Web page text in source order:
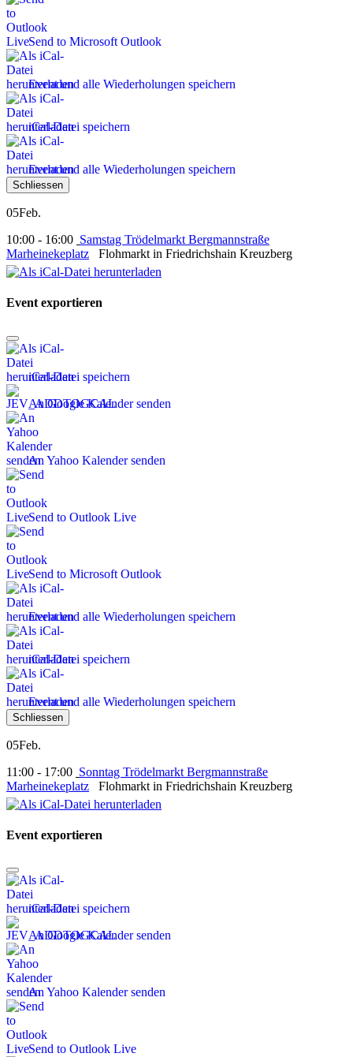
Send to Microsoft Outlook
Event und alle Wiederholungen speichern
iCal-Datei speichern
Event und alle Wiederholungen speichern
Schliessen
05Feb.
10:00 - 16:00 Samstag Trödelmarkt Bergmannstraße
Marheinekeplatz Flohmarkt in Friedrichshain Kreuzberg
Event exportieren
iCal-Datei speichern
An Google Kalender senden
An Yahoo Kalender senden
Send to Outlook Live
Send to Microsoft Outlook
Event und alle Wiederholungen speichern
iCal-Datei speichern
Event und alle Wiederholungen speichern
Schliessen
05Feb.
11:00 - 17:00 Sonntag Trödelmarkt Bergmannstraße
Marheinekeplatz Flohmarkt in Friedrichshain Kreuzberg
Event exportieren
iCal-Datei speichern
An Google Kalender senden
An Yahoo Kalender senden
Send to Outlook Live